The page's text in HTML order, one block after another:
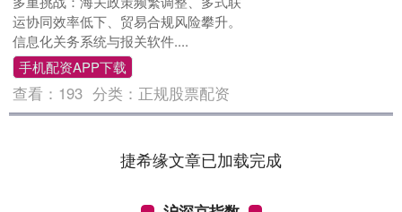
运协同效率低下、贸易合规风险攀升。
信息化关务系统与报关软件....
手机配资APP下载
查看： 193 分类： 正规股票配资
捷希缘文章已加载完成